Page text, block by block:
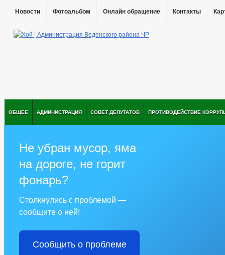
Новости Фотоальбом Онлайн обращение Контакты
ОБЩЕЕ АДМИНИСТРАЦИЯ СОВЕТ ДЕПУТАТОВ ПРОТИВОДЕЙСТВИЕ
Не убран мусор, яма
на дороге, не горит
фонарь?
Столкнулись с проблемой —
сообщите о ней!
Сообщить о проблеме